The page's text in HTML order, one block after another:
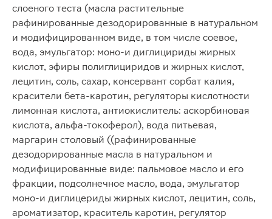
слоеного теста (масла растительные
рафинированные дезодорированные в натуральном
и модифицированном виде, в том числе соевое,
вода, эмульгатор: моно-и диглицириды жирных
кислот, эфиры полиглициридов и жирных кислот,
лецитин, соль, сахар, консервант сорбат калия,
красители бета-каротин, регуляторы кислотности
лимонная кислота, антиокислитель: аскорбиновая
кислота, альфа-токоферол), вода питьевая,
маргарин столовый ((рафинированные
дезодорированные масла в натуральном и
модифицированные виде: пальмовое масло и его
фракции, подсолнечное масло, вода, эмульгатор
моно-и диглицериды жирных кислот, лецитин, соль,
ароматизатор, краситель каротин, регулятор